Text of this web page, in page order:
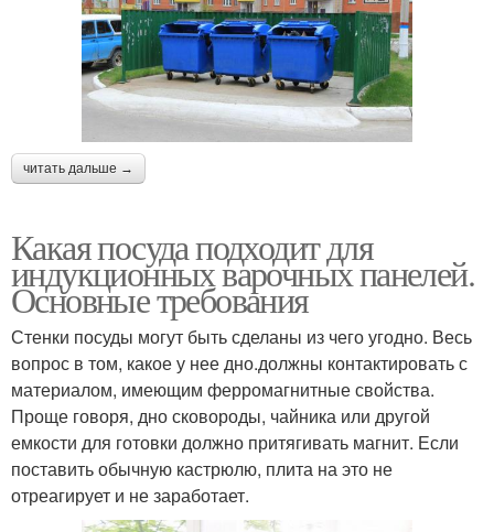
читать дальше →
Какая посуда подходит для
индукционных варочных панелей.
Основные требования
Стенки посуды могут быть сделаны из чего угодно. Весь
вопрос в том, какое у нее дно.должны контактировать с
материалом, имеющим ферромагнитные свойства.
Проще говоря, дно сковороды, чайника или другой
емкости для готовки должно притягивать магнит. Если
поставить обычную кастрюлю, плита на это не
отреагирует и не заработает.